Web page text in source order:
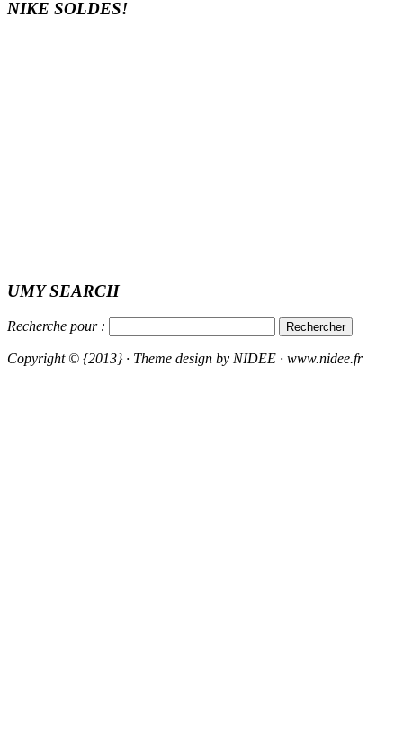
NIKE SOLDES!
UMY SEARCH
Recherche pour :
Copyright © {2013} · Theme design by NIDEE · www.nidee.fr